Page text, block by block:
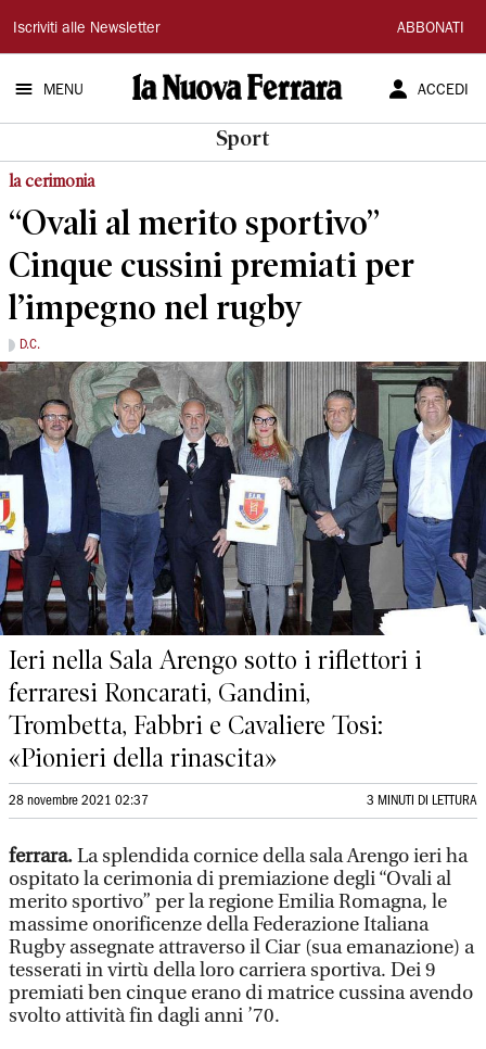
La
Nuova
Ferrara
Iscriviti alle Newsletter ABBONATI
MENU ACCEDI
Sport
la cerimonia
“Ovali al merito sportivo”
Cinque cussini premiati per
l’impegno nel rugby
D.C.
Ieri nella Sala Arengo sotto i riflettori i
ferraresi Roncarati, Gandini,
Trombetta, Fabbri e Cavaliere Tosi:
«Pionieri della rinascita»
28 novembre 2021 02:37 3 MINUTI DI LETTURA
ferrara.La splendida cornice della sala Arengo ieri ha
ospitato la cerimonia di premiazione degli “Ovali al
merito sportivo” per la regione Emilia Romagna, le
massime onorificenze della Federazione Italiana
Rugby assegnate attraverso il Ciar (sua emanazione) a
tesserati in virtù della loro carriera sportiva. Dei 9
premiati ben cinque erano di matrice cussina avendo
svolto attività fin dagli anni ’70.